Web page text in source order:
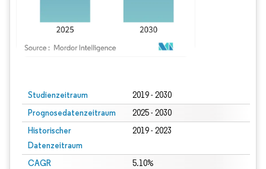
Studienzeitraum 2019 - 2030
Prognosedatenzeitraum 2025 - 2030
Historischer
Datenzeitraum
2019 - 2023
CAGR 5.10%